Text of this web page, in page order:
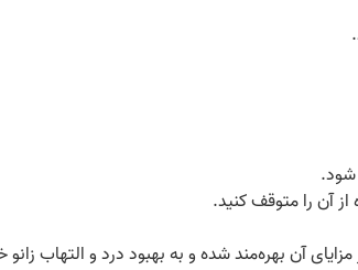
شود.
از آن را متوقف کنید.